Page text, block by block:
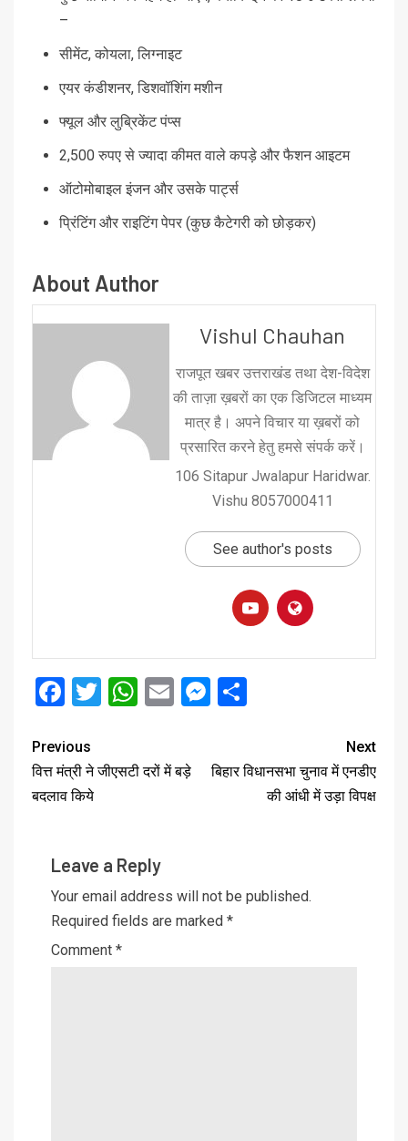
–
सीमेंट, कोयला, लिग्नाइट
एयर कंडीशनर, डिशवॉशिंग मशीन
फ्यूल और लुब्रिकेंट पंप्स
2,500 रुपए से ज्यादा कीमत वाले कपड़े और फैशन आइटम
ऑटोमोबाइल इंजन और उसके पार्ट्स
प्रिंटिंग और राइटिंग पेपर (कुछ कैटेगरी को छोड़कर)
About Author
Vishul Chauhan
राजपूत खबर उत्तराखंड तथा देश-विदेश
की ताज़ा ख़बरों का एक डिजिटल माध्यम
मात्र है। अपने विचार या ख़बरों को
प्रसारित करने हेतु हमसे संपर्क करें।
106 Sitapur Jwalapur Haridwar.
Vishu 8057000411
See author's posts
Facebook
Twitter
WhatsApp
EmailMessenger
Previous
वित्त मंत्री ने जीएसटी दरों में बड़े
बदलाव किये
Next
बिहार विधानसभा चुनाव में एनडीए
की आंधी में उड़ा विपक्ष
Leave a Reply
Your email address will not be published.
Required fields are marked *
Comment *